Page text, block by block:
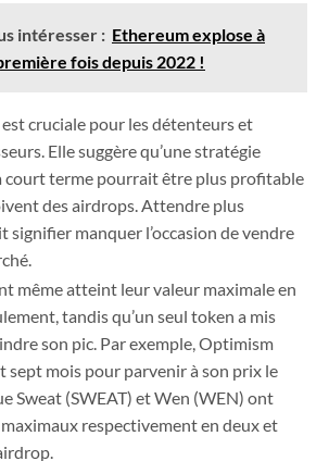
intéresser : Ethereum explose à
fois depuis 2022 !
cruciale pour les détenteurs et
Elle suggère qu’une stratégie
court terme pourrait être plus profitable
des airdrops. Attendre plus
signifier manquer l’occasion de vendre
même atteint leur valeur maximale en
tandis qu’un seul token a mis
son pic. Par exemple, Optimism
sept mois pour parvenir à son prix le
Sweat (SWEAT) et Wen (WEN) ont
respectivement en deux et